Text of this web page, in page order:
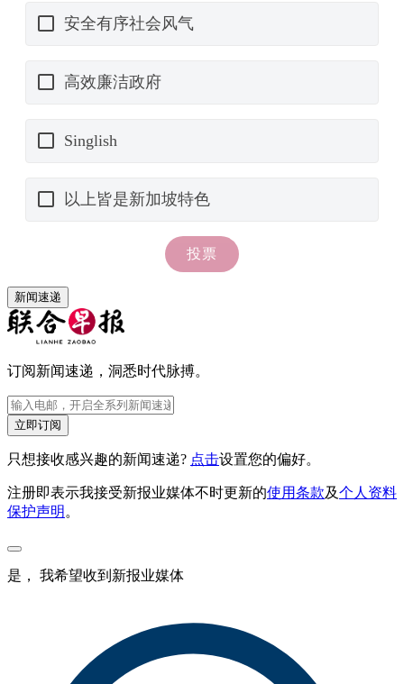
新闻速递
订阅新闻速递，洞悉时代脉搏。
立即订阅
只想接收感兴趣的新闻速递? 点击设置您的偏好。
注册即表示我接受新报业媒体不时更新的使用条款及个人资料
保护声明 。
是， 我希望收到新报业媒体